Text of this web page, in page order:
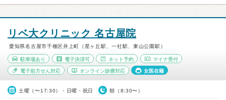
リベ大クリニック 名古屋院
愛知県名古屋市千種区井上町（星ヶ丘駅、一社駅、東山公園駅）
駐車場あり 電子決済可 ネット予約 マイナ受付
電子処方せん対応 オンライン診療対応 女医在籍
土曜（〜17:30）・日曜・祝日 朝（8:30〜）